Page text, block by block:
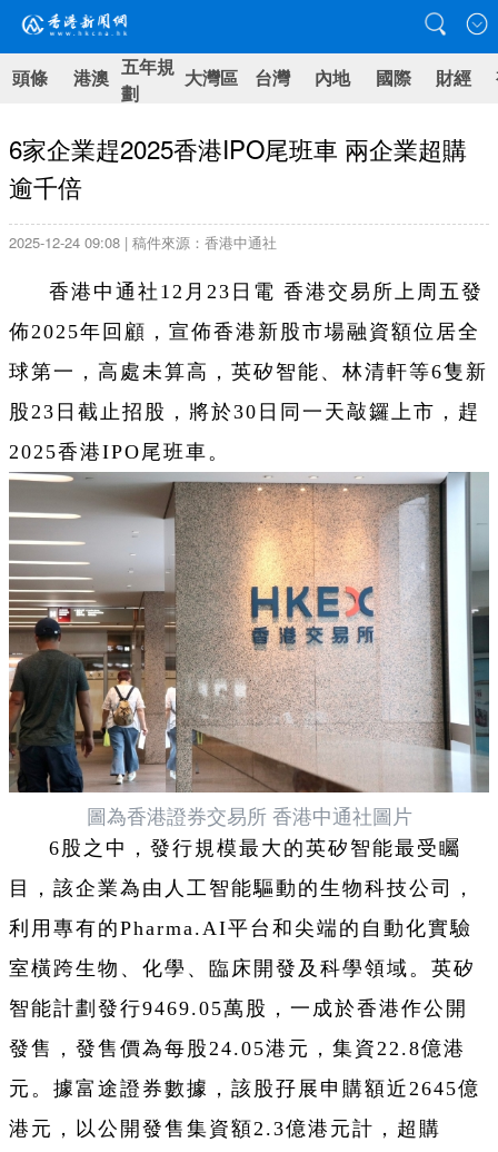
頭條 港澳 五年規
劃
大灣區 台灣 內地 國際 財經
6家企業趕2025香港IPO尾班車 兩企業超購
逾千倍
2025-12-24 09:08 | 稿件來源：香港中通社
香港中通社12月23日電 香港交易所上周五發
佈2025年回顧，宣佈香港新股市場融資額位居全
球第一，高處未算高，英矽智能、林清軒等6隻新
股23日截止招股，將於30日同一天敲鑼上市，趕
2025香港IPO尾班車。
圖為香港證券交易所 香港中通社圖片
6股之中，發行規模最大的英矽智能最受矚
目，該企業為由人工智能驅動的生物科技公司，
利用專有的Pharma.AI平台和尖端的自動化實驗
室橫跨生物、化學、臨床開發及科學領域。英矽
智能計劃發行9469.05萬股，一成於香港作公開
發售，發售價為每股24.05港元，集資22.8億港
元。據富途證券數據，該股孖展申購額近2645億
港元，以公開發售集資額2.3億港元計，超購